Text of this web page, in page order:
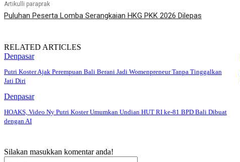
Artikulli paraprak
Puluhan Peserta Lomba Serangkaian HKG PKK 2026 Dilepas
RELATED ARTICLES
Denpasar
Putri Koster Ajak Perempuan Bali Berani Jadi Womenpreneur Tanpa Tinggalkan
Jati Diri
Denpasar
HOAKS, Video Ny Putri Koster Umumkan Undian HUT RI ke-81 BPD Bali Dibuat
dengan AI
Silakan masukkan komentar anda!